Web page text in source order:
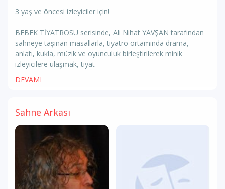
3 yaş ve öncesi izleyiciler için!
BEBEK TİYATROSU serisinde, Ali Nihat YAVŞAN tarafından
sahneye taşınan masallarla, tiyatro ortamında drama,
anlatı, kukla, müzik ve oyunculuk birleştirilerek minik
izleyicilere ulaşmak, tiyat
DEVAMI
Sahne Arkası